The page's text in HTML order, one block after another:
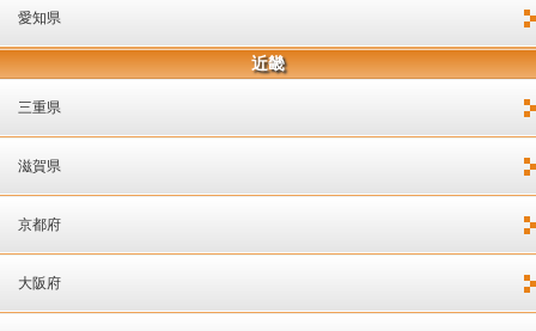
愛知県
近畿
三重県
滋賀県
京都府
大阪府